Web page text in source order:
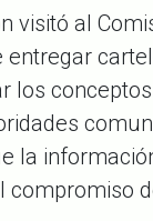
visitó al
los
la
compromiso